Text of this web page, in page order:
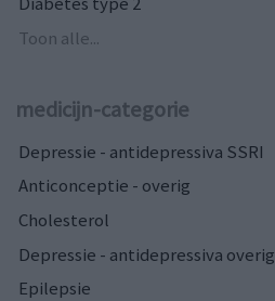
Toon alle...
medicijn-categorie
Depressie - antidepressiva SSRI
Anticonceptie - overig
Cholesterol
Depressie - antidepressiva overig
Epilepsie